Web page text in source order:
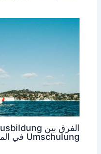
Umschulung في المانيا